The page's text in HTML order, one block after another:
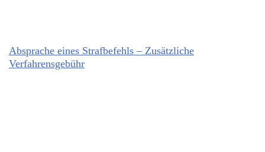
Absprache eines Strafbefehls – Zusätzliche
Verfahrensgebühr